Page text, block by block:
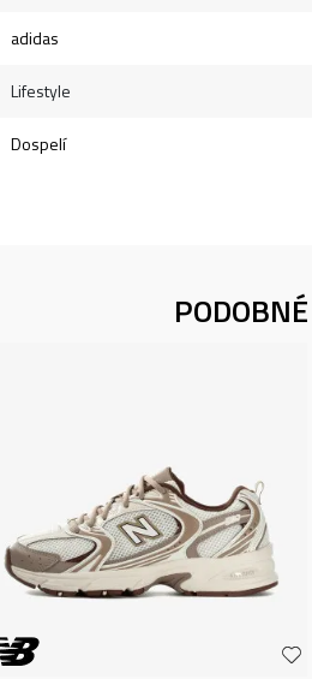
adidas
Lifestyle
Dospelí